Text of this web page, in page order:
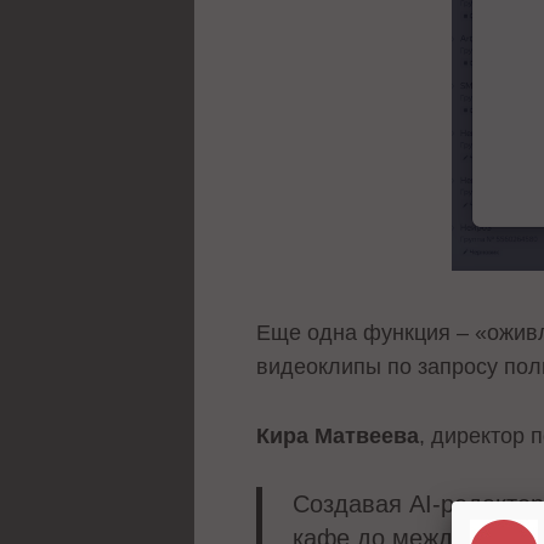
Еще одна функция –
видеоклипы по запросу
Кира Матвеева, директор
Создавая AI-
кафе до